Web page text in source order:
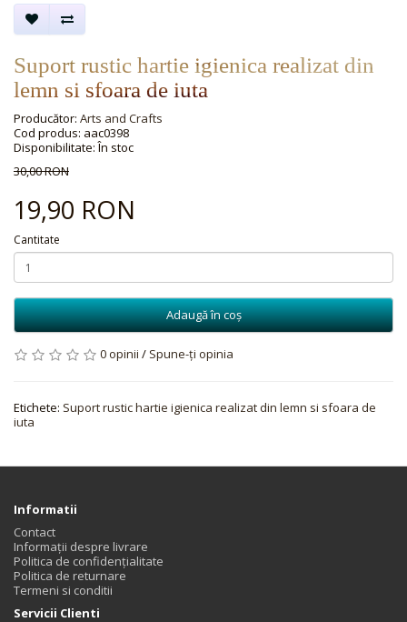
Suport rustic hartie igienica realizat din
lemn si sfoara de iuta
Producător: Arts and Crafts
Cod produs: aac0398
Disponibilitate: În stoc
30,00 RON
19,90 RON
Cantitate
Adaugă în coş
0 opinii / Spune-ţi opinia
Etichete: Suport rustic hartie igienica realizat din lemn si sfoara de
iuta
Informatii
Contact
Informații despre livrare
Politica de confidențialitate
Politica de returnare
Termeni si conditii
Servicii Clienti